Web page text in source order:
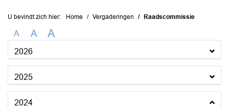
U bevindt zich hier: Home Vergaderingen Raadscommissie
A A A
2026
2025
2024